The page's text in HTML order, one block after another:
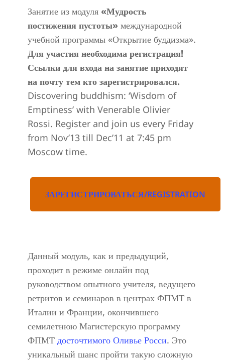
Занятие из модуля «Мудрость
постижения пустоты» международной
учебной программы «Открытие буддизма».
Для участия необходима регистрация!
Ссылки для входа на занятие приходят
на почту тем кто зарегистрировался.
Discovering buddhism: ‘Wisdom of
Emptiness’ with Venerable Olivier
Rossi. Register and join us every Friday
from Nov’13 till Dec’11 at 7:45 pm
Moscow time.
ЗАРЕГИСТРИРОВАТЬСЯ/REGISTRATION
Данный модуль, как и предыдущий,
проходит в режиме онлайн под
руководством опытного учителя, ведущего
ретритов и семинаров в центрах ФПМТ в
Италии и Франции, окончившего
семилетнюю Магистерскую программу
ФПМТ досточтимого Оливье Росси. Это
уникальный шанс пройти такую сложную